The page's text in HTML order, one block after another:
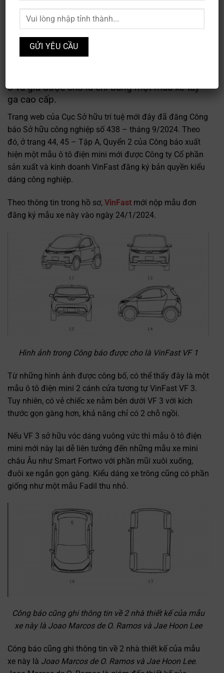
VinFast VF 1 vừa chính thức lộ diện, thu hút sự chú ý của
người tiêu dùng Việt. Dòng xe mới dự kiến sẽ sớm ra mắt
tại Việt Nam, hứa hẹn mang đến nhiều cải tiến và công
3 và giá được cho là chỉ bằng một mẫu xe tay
ga cao cấp.
Trang web của Cục Sở hữu trí tuệ mới đây đã đăng Công
báo Sở hữu công nghiệp số 438 – tháng 9/2024. Theo
đó, ở trang 44, 45 – Tập A, Quyển 2 của Công báo xuất
hiện một mẫu ô tô điện mini mới được Công ty Cổ phần
sản xuất và kinh doanh VinFast đăng ký bản quyền kiểu
dáng công nghiệp.
Theo thông tin trong hồ sơ, VinFast mới nộp mẫu đơn
đăng ký mẫu xe này vào ngày 24/1/2024.
Hình ảnh trong Công báo được cho là VinFast VF 1
Từ những hình ảnh được công bố, có thể thấy đây là một
mẫu ô tô điện mini 2 cánh cửa tương tự VinFast VF 3.
Tuy nhiên, có vẻ chiếc xe nằm bên dưới VF 3 với kích
thước gọn gàng hơn, khả năng chỉ có 2 chỗ ngồi.
Nếu VF 3 sở hữu vóc dáng vuông vức thì mẫu ô tô điện
mini mới này lại dễ liên tưởng đến những mẫu xe mini
châu Âu như Smart Fortwo với phần mũi xuôi xuống,
đuôi xe ngắn gọn gàng. Kiểu dáng xe trông cũng có phần
giống như một mẫu Fadil thu nhỏ.
Công báo cũng ghi thông tin về 2 nhà thiết kế của mẫu
xe này là Joao Marcos de O. Ramos và Jae Hoon Lee
Công báo cũng ghi thông tin về 2 nhà thiết kế của mẫu
xe này là Joao Marcos de O. Ramos và Jae Hoon Lee.